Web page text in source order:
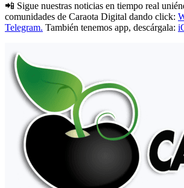
📲 Sigue nuestras noticias en tiempo real
comunidades de Caraota Digital dando click:
Telegram. También tenemos app, descárgala: